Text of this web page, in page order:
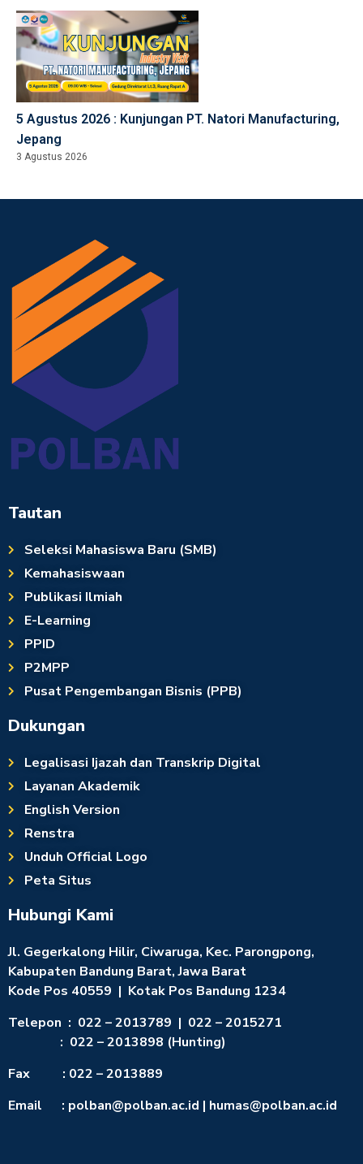
5 Agustus 2026 : Kunjungan PT. Natori Manufacturing,
Jepang
3 Agustus 2026
Tautan
Seleksi Mahasiswa Baru (SMB)
Kemahasiswaan
Publikasi Ilmiah
E-Learning
PPID
P2MPP
Pusat Pengembangan Bisnis (PPB)
Dukungan
Legalisasi Ijazah dan Transkrip Digital
Layanan Akademik
English Version
Renstra
Unduh Official Logo
Peta Situs
Hubungi Kami
Jl. Gegerkalong Hilir, Ciwaruga, Kec. Parongpong,
Kabupaten Bandung Barat, Jawa Barat
Kode Pos 40559 | Kotak Pos Bandung 1234
Telepon : 022 – 2013789 | 022 – 2015271
: 022 – 2013898 (Hunting)
Fax : 022 – 2013889
Email : polban@polban.ac.id | humas@polban.ac.id